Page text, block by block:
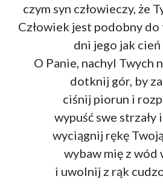
czym syn człowieczy, że
Człowiek jest podobny
dni jego jak cień
O Panie, nachyl Twych
dotknij gór, by
ciśnij piorun i
wypuść swe strzały
wyciągnij rękę
wybaw mię z wód
i uwolnij z rąk